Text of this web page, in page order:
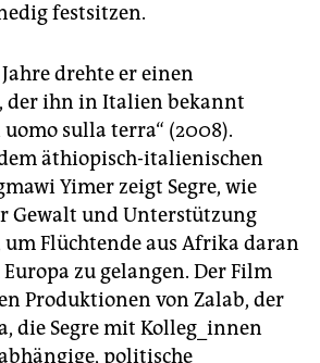
festsitzen.
drehte er einen
der ihn in Italien bekannt
uomo sulla terra“ (2008).
äthio­pisch-italienischen
Yimer zeigt Segre, wie
Gewalt und Unterstützung
um Flüchtende aus Afrika daran
zu gelangen. Der Film
Produktionen von Zalab, der
die Segre mit Kolleg_innen
politische